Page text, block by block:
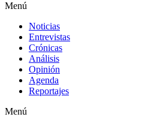
Menú
Noticias
Entrevistas
Crónicas
Análisis
Opinión
Agenda
Reportajes
Menú